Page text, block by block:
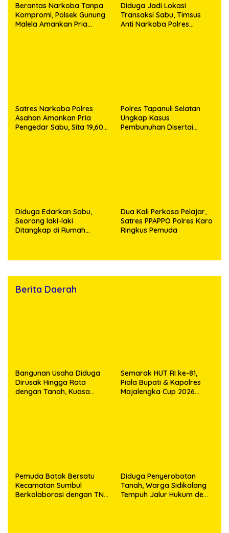
Berantas Narkoba Tanpa
Kompromi, Polsek Gunung
Malela Amankan Pria
Diduga Jadi Lokasi
Transaksi Sabu, Timsus
Anti Narkoba Polres
Satres Narkoba Polres
Asahan Amankan Pria
Pengedar Sabu, Sita 19,60
Polres Tapanuli Selatan
Ungkap Kasus
Pembunuhan Disertai
Diduga Edarkan Sabu,
Seorang laki-laki
Ditangkap di Rumah
Dua Kali Perkosa Pelajar,
Satres PPAPPO Polres Karo
Ringkus Pemuda
Berita Daerah
Bangunan Usaha Diduga
Dirusak Hingga Rata
dengan Tanah, Kuasa
Semarak HUT RI ke-81,
Piala Bupati & Kapolres
Majalengka Cup 2026
Pemuda Batak Bersatu
Kecamatan Sumbul
Berkolaborasi dengan TNI
Diduga Penyerobotan
Tanah, Warga Sidikalang
Tempuh Jalur Hukum demi